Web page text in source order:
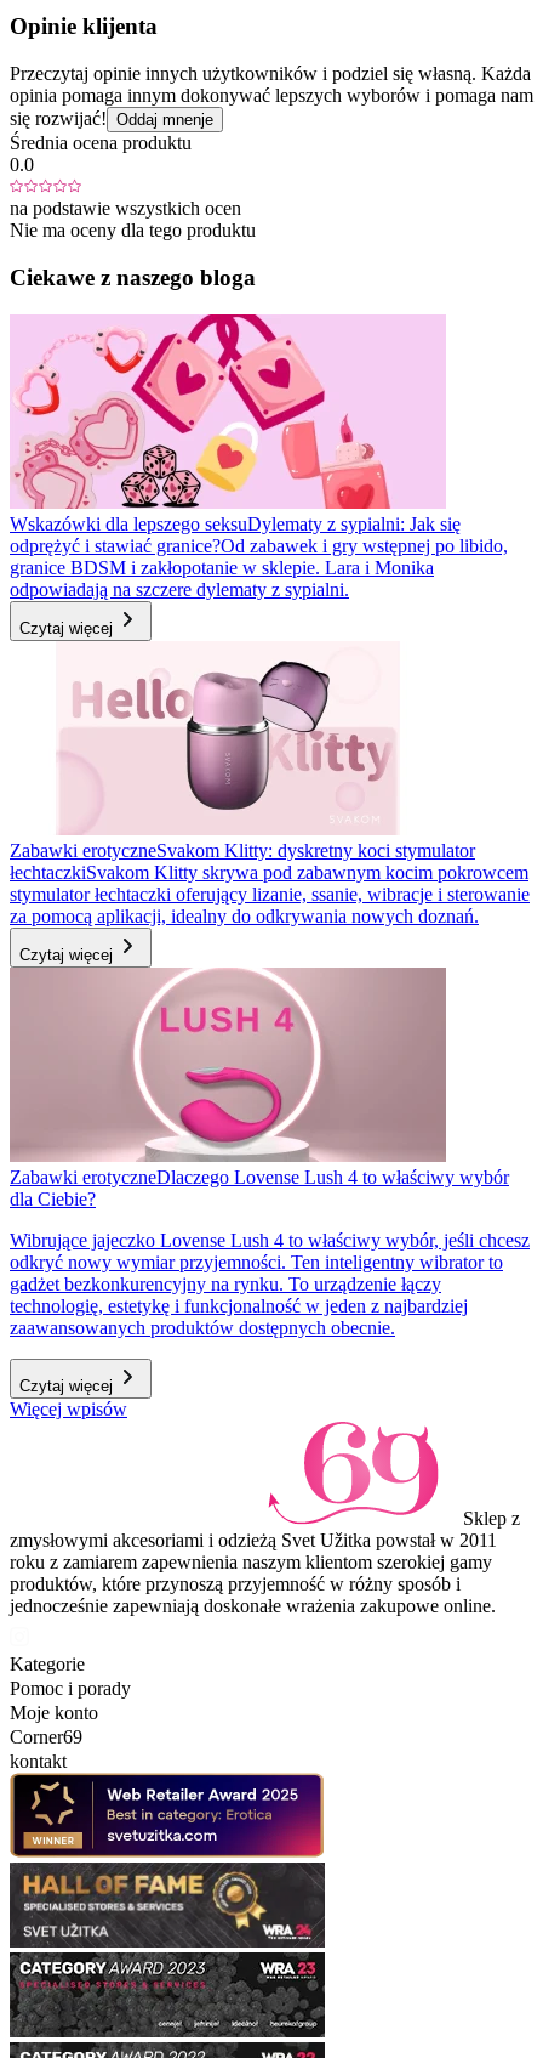
Opinie klijenta
Przeczytaj opinie innych użytkowników i podziel się własną. Każda
opinia pomaga innym dokonywać lepszych wyborów i pomaga nam
się rozwijać! Oddaj mnenje
Średnia ocena produktu
0.0
na podstawie wszystkich ocen
Nie ma oceny dla tego produktu
Ciekawe z naszego bloga
Wskazówki dla lepszego seksuDylematy z sypialni: Jak się
odprężyć i stawiać granice?Od zabawek i gry wstępnej po libido,
granice BDSM i zakłopotanie w sklepie. Lara i Monika
odpowiadają na szczere dylematy z sypialni.
Czytaj więcej
Zabawki erotyczneSvakom Klitty: dyskretny koci stymulator
łechtaczkiSvakom Klitty skrywa pod zabawnym kocim pokrowcem
stymulator łechtaczki oferujący lizanie, ssanie, wibracje i sterowanie
za pomocą aplikacji, idealny do odkrywania nowych doznań.
Czytaj więcej
Zabawki erotyczneDlaczego Lovense Lush 4 to właściwy wybór
dla Ciebie?
Wibrujące jajeczko Lovense Lush 4 to właściwy wybór, jeśli chcesz
odkryć nowy wymiar przyjemności. Ten inteligentny wibrator to
gadżet bezkonkurencyjny na rynku. To urządzenie łączy
technologię, estetykę i funkcjonalność w jeden z najbardziej
zaawansowanych produktów dostępnych obecnie.
Czytaj więcej
Więcej wpisów
Sklep z
zmysłowymi akcesoriami i odzieżą Svet Užitka powstał w 2011
roku z zamiarem zapewnienia naszym klientom szerokiej gamy
produktów, które przynoszą przyjemność w różny sposób i
jednocześnie zapewniają doskonałe wrażenia zakupowe online.
Kategorie
Pomoc i porady
Moje konto
Corner69
kontakt